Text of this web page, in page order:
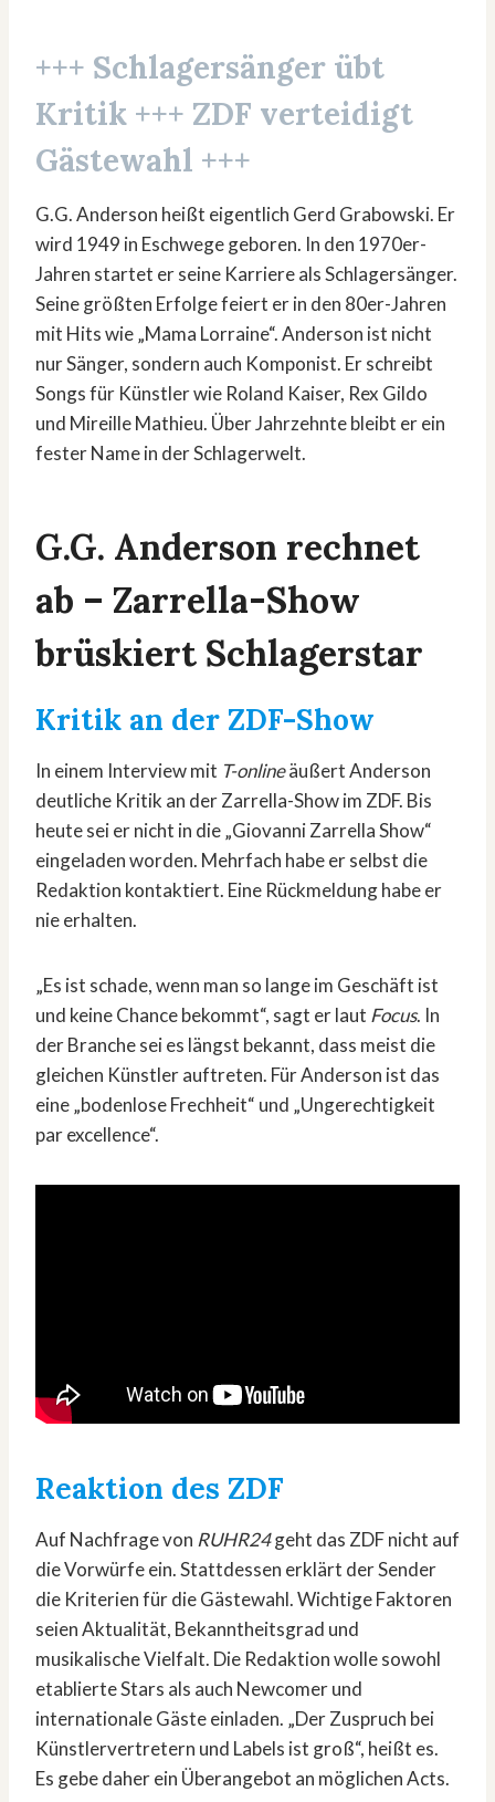
+++ Schlagersänger übt
Kritik +++ ZDF verteidigt
Gästewahl +++
G.G. Anderson heißt eigentlich Gerd Grabowski. Er
wird 1949 in Eschwege geboren. In den 1970er-
Jahren startet er seine Karriere als Schlagersänger.
Seine größten Erfolge feiert er in den 80er-Jahren
mit Hits wie „Mama Lorraine“. Anderson ist nicht
nur Sänger, sondern auch Komponist. Er schreibt
Songs für Künstler wie Roland Kaiser, Rex Gildo
und Mireille Mathieu. Über Jahrzehnte bleibt er ein
fester Name in der Schlagerwelt.
G.G. Anderson rechnet
ab – Zarrella-Show
brüskiert Schlagerstar
Kritik an der ZDF-Show
In einem Interview mit T-onlineäußert Anderson
deutliche Kritik an der Zarrella-Show im ZDF. Bis
heute sei er nicht in die „Giovanni Zarrella Show“
eingeladen worden. Mehrfach habe er selbst die
Redaktion kontaktiert. Eine Rückmeldung habe er
nie erhalten.
„Es ist schade, wenn man so lange im Geschäft ist
und keine Chance bekommt“, sagt er laut Focus. In
der Branche sei es längst bekannt, dass meist die
gleichen Künstler auftreten. Für Anderson ist das
eine „bodenlose Frechheit“ und „Ungerechtigkeit
par excellence“.
Reaktion des ZDF
Auf Nachfrage von RUHR24geht das ZDF nicht auf
die Vorwürfe ein. Stattdessen erklärt der Sender
die Kriterien für die Gästewahl. Wichtige Faktoren
seien Aktualität, Bekanntheitsgrad und
musikalische Vielfalt. Die Redaktion wolle sowohl
etablierte Stars als auch Newcomer und
internationale Gäste einladen. „Der Zuspruch bei
Künstlervertretern und Labels ist groß“, heißt es.
Es gebe daher ein Überangebot an möglichen Acts.